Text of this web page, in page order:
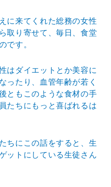
に来てくれた総務の女性
取り寄せて、毎日、食堂
です。
はダイエットとか美容に
ったり、血管年齢が若く
ともこのような食材の手
たちにもっと喜ばれるは
ちにこの話をすると、生
ットにしている生徒さん